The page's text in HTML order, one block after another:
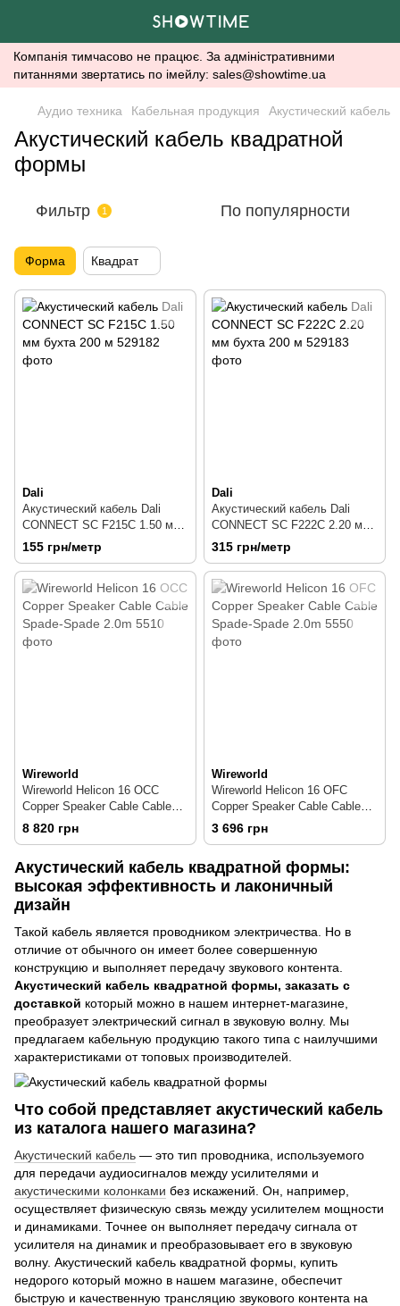
Компанія тимчасово не працює. За адміністративними
питаннями звертатись по імейлу: sales@showtime.ua
Аудио техника Кабельная продукция Акустический кабель
Акустический кабель квадратной
формы
Фильтр 1 По популярности
Форма Квадрат
Dali
Акустический кабель Dali
CONNECT SC F215C 1.50 мм
бухта 200 м
155 грн/метр
Dali
Акустический кабель Dali
CONNECT SC F222C 2.20 мм
бухта 200 м
315 грн/метр
Wireworld
Wireworld Helicon 16 OCC
Copper Speaker Cable Cable
Spade-Spade 2.0m
8 820 грн
Wireworld
Wireworld Helicon 16 OFC
Copper Speaker Cable Cable
Spade-Spade 2.0m
3 696 грн
Акустический кабель квадратной формы:
высокая эффективность и лаконичный
дизайн
Такой кабель является проводником электричества. Но в
отличие от обычного он имеет более совершенную
конструкцию и выполняет передачу звукового контента.
Акустический кабель квадратной формы, заказать с
доставкой который можно в нашем интернет-магазине,
преобразует электрический сигнал в звуковую волну. Мы
предлагаем кабельную продукцию такого типа с наилучшими
характеристиками от топовых производителей.
Что собой представляет акустический кабель
из каталога нашего магазина?
Акустический кабель — это тип проводника, используемого
для передачи аудиосигналов между усилителями и
акустическими колонками без искажений. Он, например,
осуществляет физическую связь между усилителем мощности
и динамиками. Точнее он выполняет передачу сигнала от
усилителя на динамик и преобразовывает его в звуковую
волну. Акустический кабель квадратной формы, купить
недорого который можно в нашем магазине, обеспечит
быструю и качественную трансляцию звукового контента на